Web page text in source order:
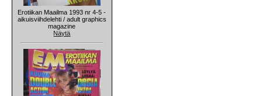
Erotiikan Maailma 1993 nr 4-5 -
aikuisviihdelehti / adult graphics
magazine
Näytä